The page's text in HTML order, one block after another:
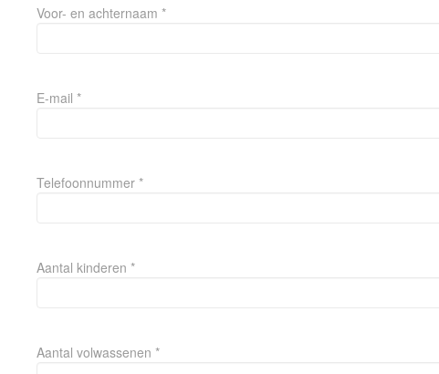
Voor- en achternaam *
E-mail *
Telefoonnummer *
Aantal kinderen *
Aantal volwassenen *